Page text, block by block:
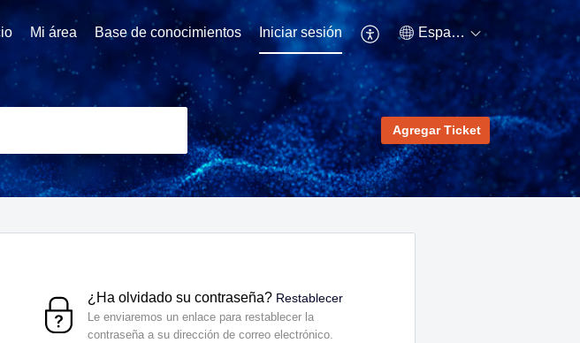
Mi área Base de conocimientos Iniciar sesión Español (España)
Agregar Ticket
¿Ha olvidado su contraseña? Restablecer
Le enviaremos un enlace para restablecer la
contraseña a su dirección de correo electrónico.